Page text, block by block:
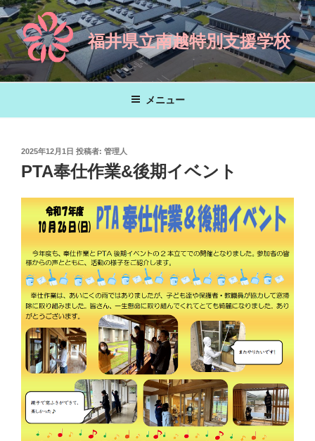
コ
ン
テ
ン
ツ
福井県立南越特別支援学校
メニュー
投
稿
日:
2025年12月1日 投稿者: 管理人
PTA奉仕作業&後期イベント